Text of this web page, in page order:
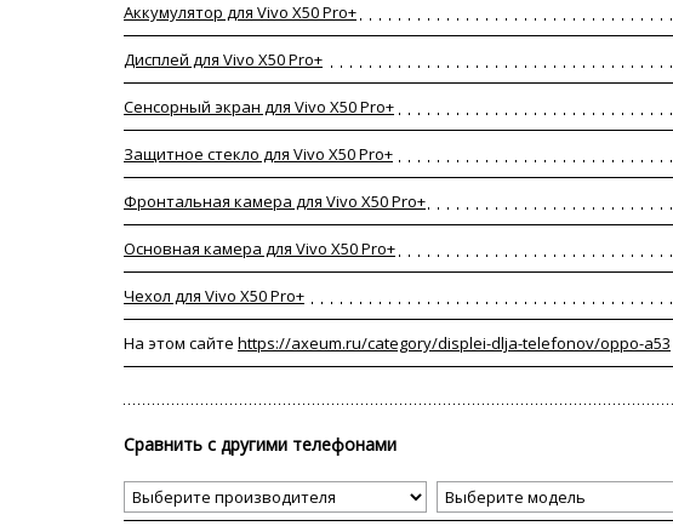
Аккумулятор для Vivo X50 Pro+
Дисплей для Vivo X50 Pro+
Сенсорный экран для Vivo X50 Pro+
Защитное стекло для Vivo X50 Pro+
Фронтальная камера для Vivo X50 Pro+
Основная камера для Vivo X50 Pro+
Чехол для Vivo X50 Pro+
На этом сайте https://axeum.ru/category/displei-dlja-telefonov/oppo-a53
Сравнить с другими телефонами